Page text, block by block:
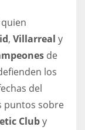
, Villarreal y
de
los
del
puntos sobre
Cluby